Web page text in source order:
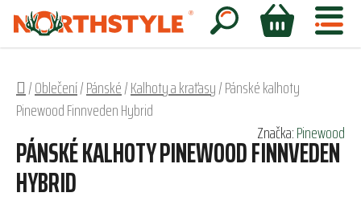
Přejít
obsah
Hledat
NÁKUPNÍ
Domů
/Oblečení/Pánské/Kalhoty a kraťasy/Pánské kalhoty
Pinewood Finnveden Hybrid
PÁNSKÉ KALHOTY PINEWOOD FINNVEDEN
HYBRID
Značka:Pinewood